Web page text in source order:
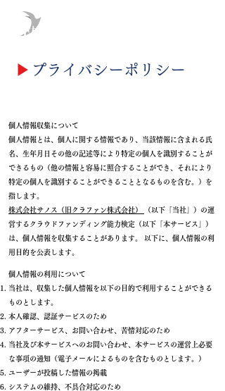
▶︎ プライバシーポリシー
個人情報収集について
個人情報とは、個人に関する情報であり、当該情報に含まれる氏
名、生年月日その他の記述等により特定の個人を識別することが
できるもの（他の情報と容易に照合することができ、それにより
特定の個人を識別することができることとなるものを含む。）を
指します。
株式会社サノス（旧クラファン株式会社​）
（以下「当社」）の運
営するクラウドファンディング能力検定（以下「本サービス」）
は、個人情報を収集することがあります。 以下に、個人情報の利
用目的を公表します。
個人情報の利用について
当社は、収集した個人情報を以下の目的で利用することができる
ものとします。
本人確認、認証サービスのため
アフターサービス、お問い合わせ、苦情対応のため
当社及び本サービスへのお問い合わせ、本サービスの運営上必要
な事項の通知（電子メールによるものを含むものとします。）
ユーザーが投稿した情報の掲載
システムの維持、不具合対応のため